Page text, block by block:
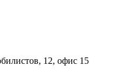
12, офис 15